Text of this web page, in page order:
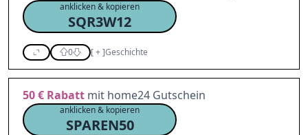
anklicken & kopieren
SQR3W12
0 [+]Geschichte
50 € Rabatt mit home24 Gutschein
anklicken & kopieren
SPAREN50